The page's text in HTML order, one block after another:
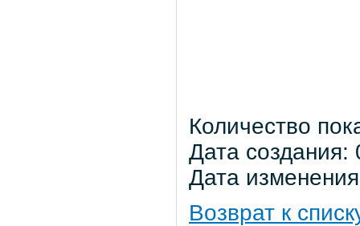
Количество
Дата
Дата
Возврат к